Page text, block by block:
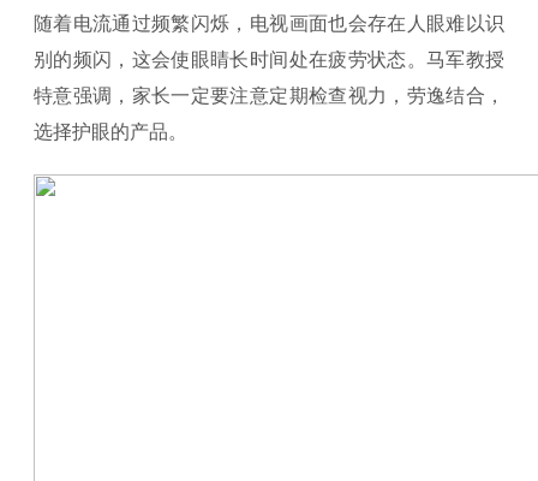
随着电流通过频繁闪烁，电视画面也会存在人眼难以识
别的频闪，这会使眼睛长时间处在疲劳状态。马军教授
特意强调，家长一定要注意定期检查视力，劳逸结合，
选择护眼的产品。